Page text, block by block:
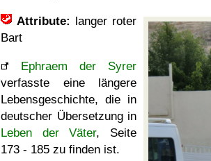
Attribute: langer roter
Bart
Ephraem der Syrer
verfasste eine längere
Lebensgeschichte, die in
deutscher Übersetzung in
Leben der Väter, Seite
173 - 185 zu finden ist.